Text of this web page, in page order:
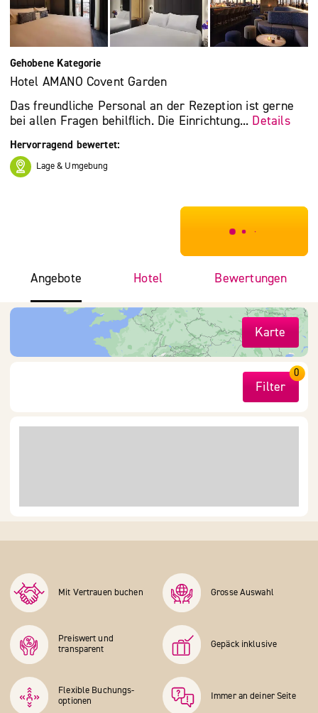
Gehobene Kategorie
Hotel AMANO Covent Garden
Das freundliche Personal an der Rezeption ist gerne
bei allen Fragen behilflich. Die Einrichtung... Details
Hervorragend bewertet:
Lage & Umgebung
***************
Angebote Hotel Bewertungen
Karte
Filter
0
Mit Vertrauen buchen Grosse Auswahl
Preiswert und
transparent
Gepäck inklusive
Flexible Buchungs­
optionen
Immer an deiner Seite